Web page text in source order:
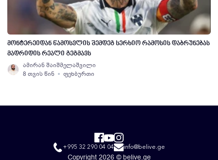
მონტერეიდან წამოსვლის შემდეგ სერხიო რამოსის დაბრუნებას
მადრიდის რეალი გეგმავს
ამირან შაიშმელაშვილი
8 თვის წინ
ფეხბურთი
+995 32 290 04 04 info@belive.ge
Copyright 2026 © belive.ge